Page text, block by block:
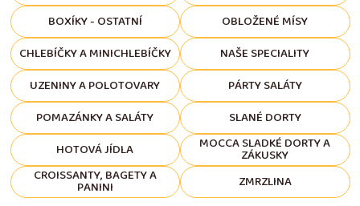
BOXÍKY - OSTATNÍ
OBLOŽENÉ MÍSY
CHLEBÍČKY A MINICHLEBÍČKY
NAŠE SPECIALITY
UZENINY A POLOTOVARY
PÁRTY SALÁTY
POMAZÁNKY A SALÁTY
SLANÉ DORTY
HOTOVÁ JÍDLA
MOCCA SLADKÉ DORTY A
ZÁKUSKY
CROISSANTY, BAGETY A
PANINI ZMRZLINA